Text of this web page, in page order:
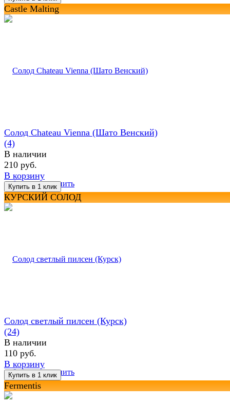
Castle Malting
избранное сравнить
Солод Chateau Vienna (Шато Венский)
(4)
В наличии
210 руб.
В корзину
КУРСКИЙ СОЛОД
избранное сравнить
Солод светлый пилсен (Курск)
(24)
В наличии
110 руб.
В корзину
Fermentis